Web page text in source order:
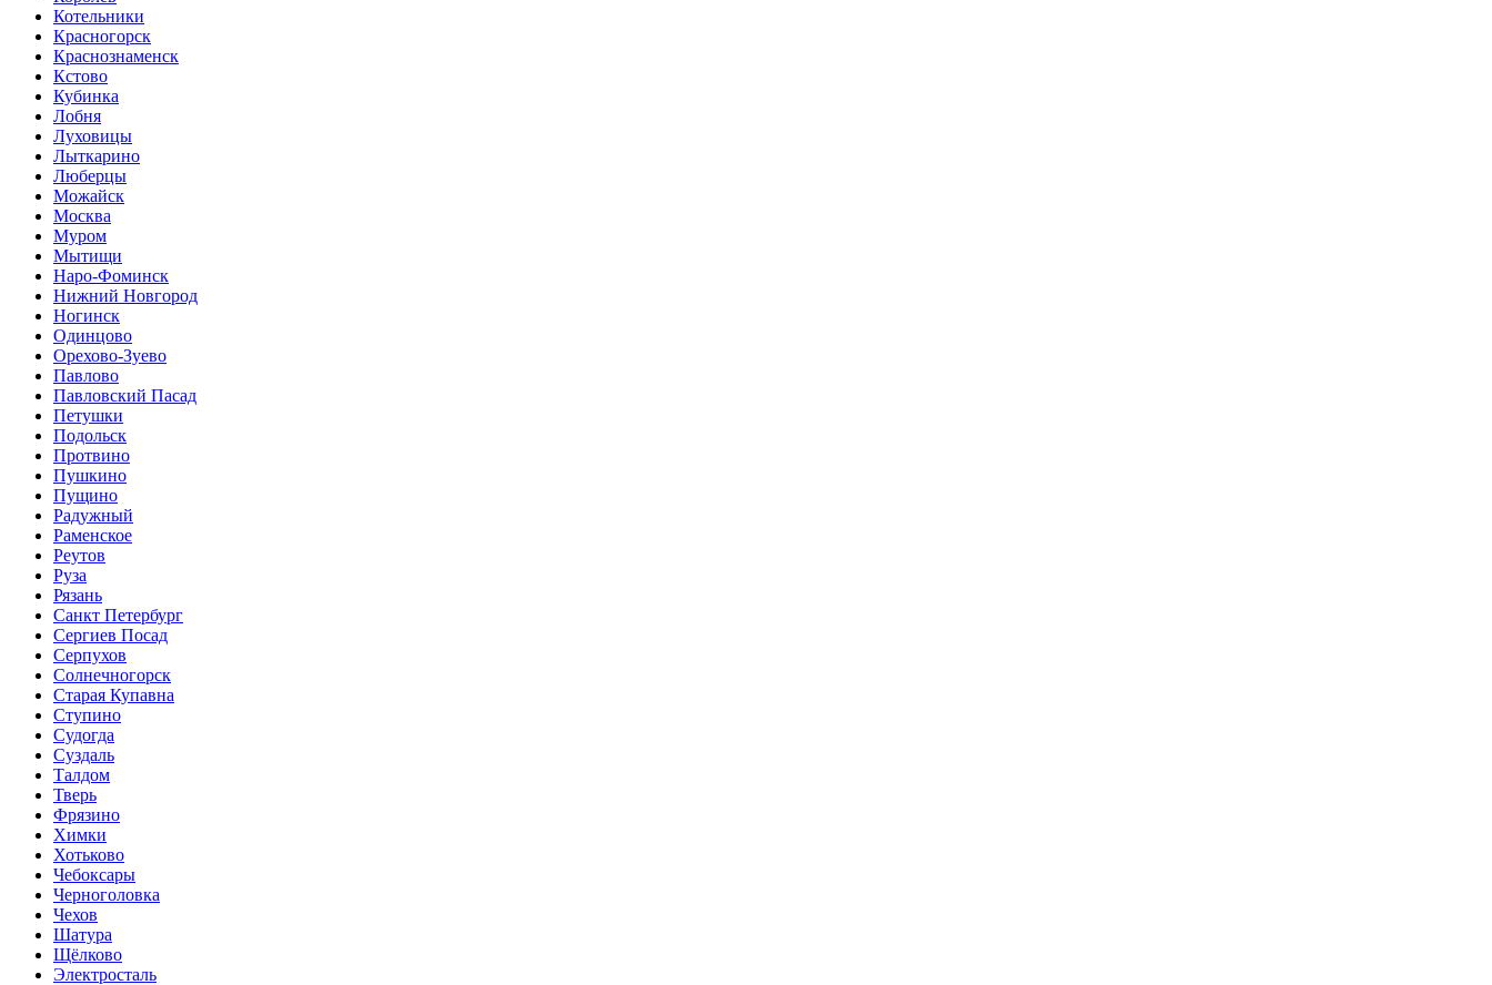
Котельники
Красногорск
Краснознаменск
Кстово
Кубинка
Лобня
Луховицы
Лыткарино
Люберцы
Можайск
Москва
Муром
Мытищи
Наро-Фоминск
Нижний Новгород
Ногинск
Одинцово
Орехово-Зуево
Павлово
Павловский Пасад
Петушки
Подольск
Протвино
Пушкино
Пущино
Радужный
Раменское
Реутов
Руза
Рязань
Санкт Петербург
Сергиев Посад
Серпухов
Солнечногорск
Старая Купавна
Ступино
Судогда
Суздаль
Талдом
Тверь
Фрязино
Химки
Хотьково
Чебоксары
Черноголовка
Чехов
Шатура
Щёлково
Электросталь